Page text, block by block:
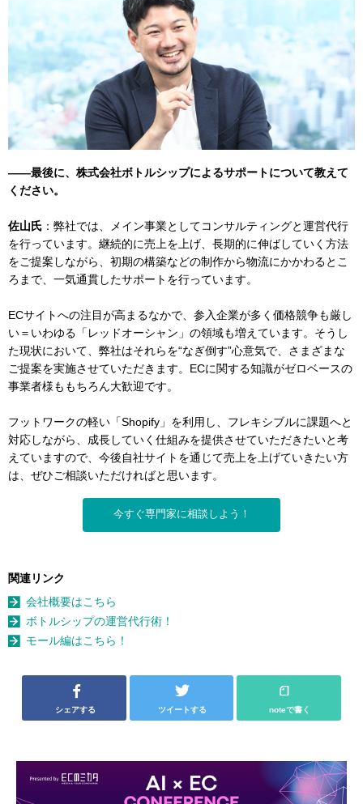
——最後に、株式会社ボトルシップによるサポートについて教えて
ください。
佐山氏 ：弊社では、メイン事業としてコンサルティングと運営代行
を行っています。継続的に売上を上げ、長期的に伸ばしていく方法
をご提案しながら、初期の構築などの制作から物流にかかわるとこ
ろまで、一気通貫したサポートを行っています。
ECサイトへの注目が高まるなかで、参入企業が多く価格競争も厳し
い＝いわゆる「レッドオーシャン」の領域も増えています。そうし
た現状において、弊社はそれらを“なぎ倒す”心意気で、さまざまな
ご提案を実施させていただきます。ECに関する知識がゼロベースの
事業者様ももちろん大歓迎です。
フットワークの軽い「Shopify」を利用し、フレキシブルに課題へと
対応しながら、成長していく仕組みを提供させていただきたいと考
えていますので、今後自社サイトを通じて売上を上げていきたい方
は、ぜひご相談いただければと思います。
今すぐ専門家に相談しよう！
関連リンク
会社概要はこちら
ボトルシップの運営代行術！
モール編はこちら！
シェアする ツイートする noteで書く